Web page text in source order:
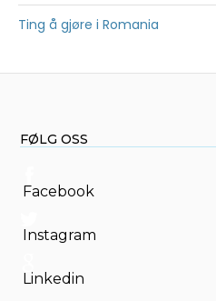
Ting å gjøre i Romania
FØLG OSS
Facebook
Instagram
Linkedin